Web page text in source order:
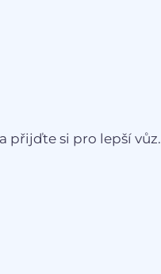
přijďte si pro lepší vůz.